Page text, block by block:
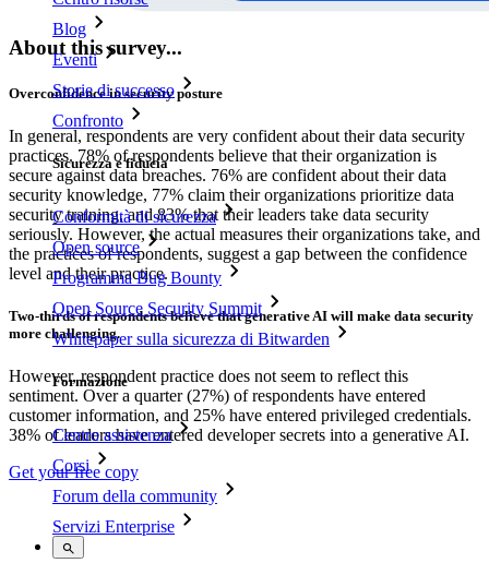
Blog
Eventi
Storie di successo
Confronto
Sicurezza e fiducia
Conformità di sicurezza
Open source
Programma Bug Bounty
Open Source Security Summit
Whitepaper sulla sicurezza di Bitwarden
Formazione
Centro assistenza
Corsi
Forum della community
Servizi Enterprise
About this survey...
Overconfidence in security posture
In general, respondents are very confident about their data security
practices. 78% of respondents believe that their organization is
secure against data breaches. 76% are confident about their data
security knowledge, 77% claim their organizations prioritize data
security training, and 83% that their leaders take data security
seriously. However, the actual measures their organizations take, and
the practices of respondents, suggest a gap between the confidence
level and their practice.
Two-thirds of respondents believe that generative AI will make data security
more challenging.
However, respondent practice does not seem to reflect this
sentiment. Over a quarter (27%) of respondents have entered
customer information, and 25% have entered privileged credentials.
38% of leaders have entered developer secrets into a generative AI.
Get your free copy